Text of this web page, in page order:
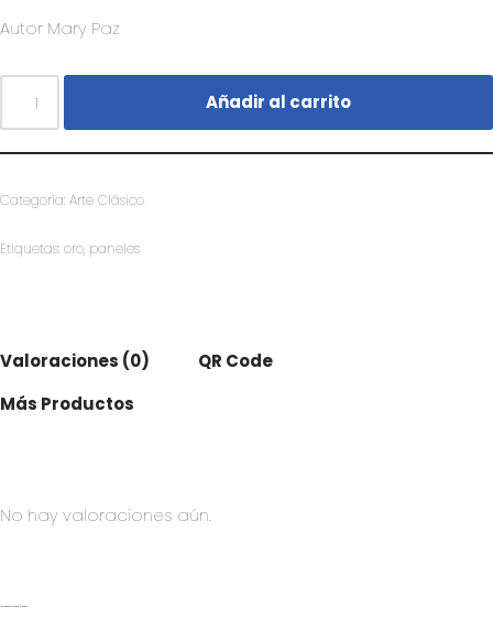
Autor Mary Paz
Añadir al carrito
Categoría: Arte Clásico
Etiquetas: oro, paneles
Valoraciones (0)
QR Code
Más Productos
No hay valoraciones aún.